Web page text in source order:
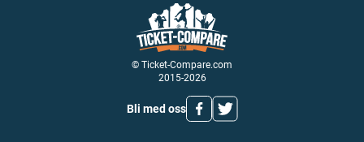
© Ticket-Compare.com
2015-2026
Bli med oss